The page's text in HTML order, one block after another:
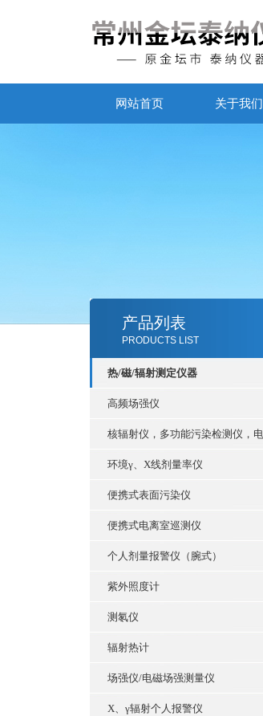
网站首页 关于我们
产品列表
PRODUCTS LIST
热/磁/辐射测定仪器
高频场强仪
环境γ、X线剂量率仪
便携式表面污染仪
便携式电离室巡测仪
个人剂量报警仪（腕式）
紫外照度计
测氡仪
辐射热计
场强仪/电磁场强测量仪
X、γ辐射个人报警仪